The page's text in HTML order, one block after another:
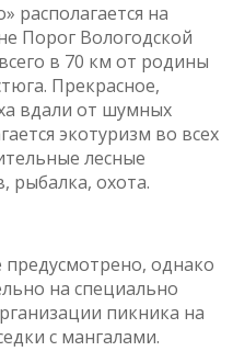
располагается на
Порог Вологодской
в 70 км от родины
Прекрасное,
вдали от шумных
экотуризм во всех
лесные
рыбалка, охота.
однако
на специально
пикника на
с мангалами.